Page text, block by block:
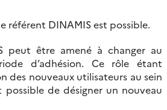
référent DINAMIS est possible.
peut être amené à changer au
d’adhésion. Ce rôle étant
des nouveaux utilisateurs au sein
de désigner un nouveau